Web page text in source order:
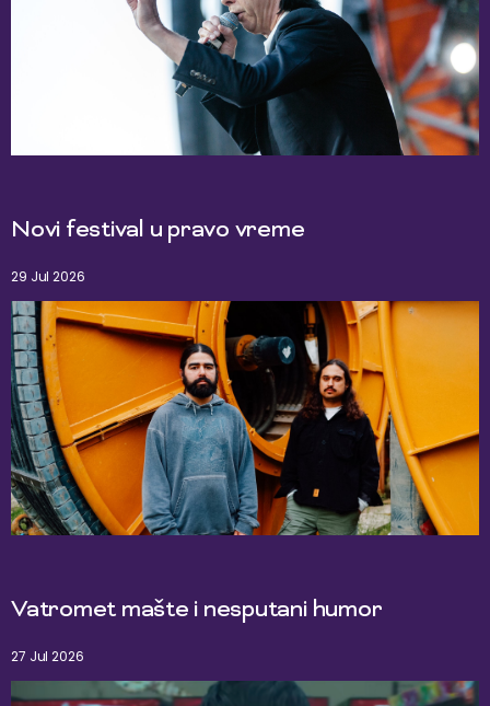
Novi festival u pravo vreme
29 Jul 2026
Vatromet mašte i nesputani humor
27 Jul 2026